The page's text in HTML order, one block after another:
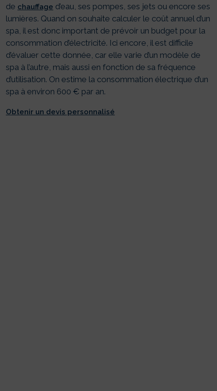
de chauffage d’eau, ses pompes, ses jets ou encore ses
lumières. Quand on souhaite calculer le coût annuel d’un
spa, il est donc important de prévoir un budget pour la
consommation d’électricité. Ici encore, il est difficile
d’évaluer cette donnée, car elle varie d’un modèle de
spa à l’autre, mais aussi en fonction de sa fréquence
d’utilisation. On estime la consommation électrique d’un
spa à environ 600 € par an.
Obtenir un devis personnalisé